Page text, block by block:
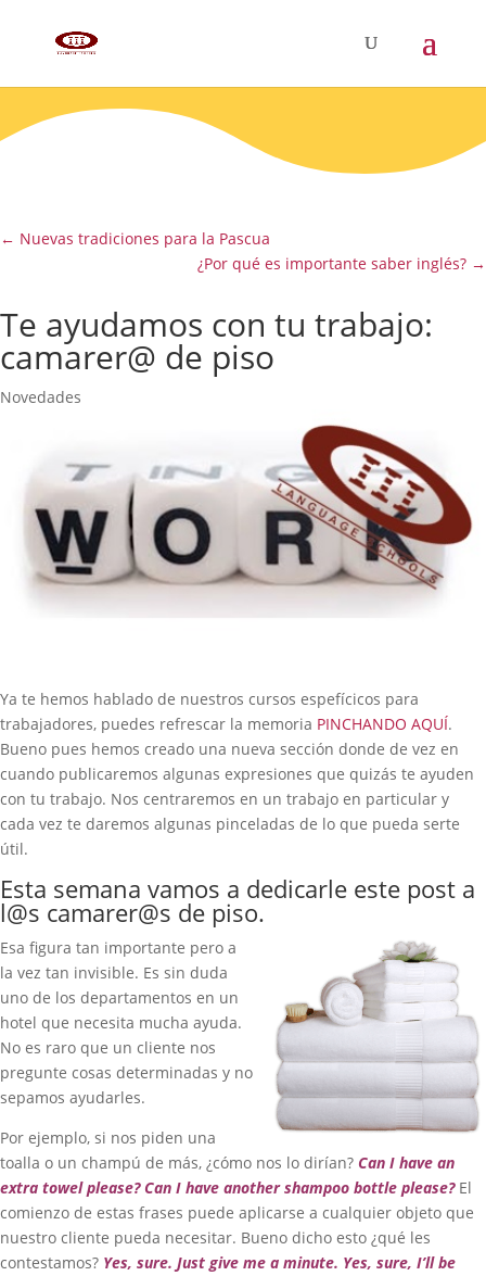
← Nuevas tradiciones para la Pascua
¿Por qué es importante saber inglés? →
Te ayudamos con tu trabajo:
camarer@ de piso
Novedades
Ya te hemos hablado de nuestros cursos espefícicos para
trabajadores, puedes refrescar la memoria PINCHANDO AQUÍ.
Bueno pues hemos creado una nueva sección donde de vez en
cuando publicaremos algunas expresiones que quizás te ayuden
con tu trabajo. Nos centraremos en un trabajo en particular y
cada vez te daremos algunas pinceladas de lo que pueda serte
útil.
Esta semana vamos a dedicarle este post a
l@s camarer@s de piso.
Esa figura tan importante pero a
la vez tan invisible. Es sin duda
uno de los departamentos en un
hotel que necesita mucha ayuda.
No es raro que un cliente nos
pregunte cosas determinadas y no
sepamos ayudarles.
Por ejemplo, si nos piden una
toalla o un champú de más, ¿cómo nos lo dirían? Can I have an
extra towel please? Can I have another shampoo bottle please? El
comienzo de estas frases puede aplicarse a cualquier objeto que
nuestro cliente pueda necesitar. Bueno dicho esto ¿qué les
contestamos? Yes, sure. Just give me a minute. Yes, sure, I’ll be